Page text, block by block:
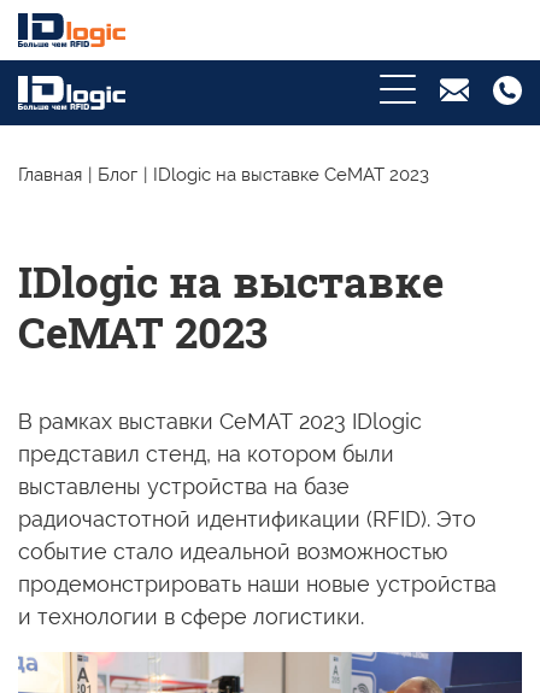
Главная | Блог | IDlogic на выставке CeMAT 2023
IDlogic на выставке
CeMAT 2023
В рамках выставки СеМАТ 2023 IDlogic
представил стенд, на котором были
выставлены устройства на базе
радиочастотной идентификации (RFID). Это
событие стало идеальной возможностью
продемонстрировать наши новые устройства
и технологии в сфере логистики.